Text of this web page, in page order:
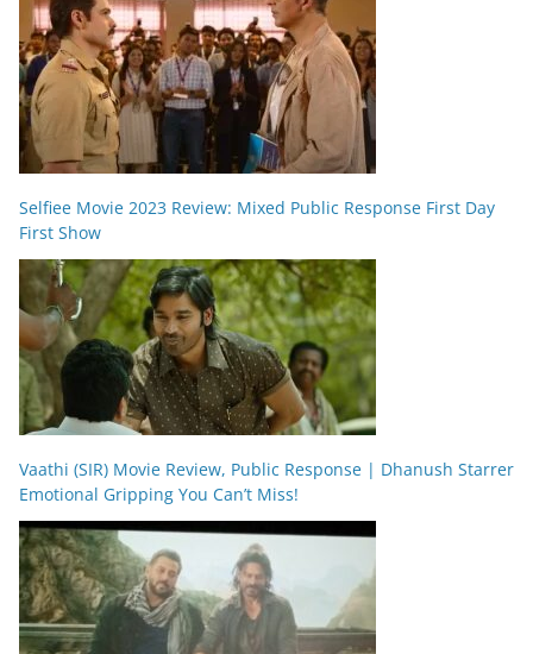
Selfiee Movie 2023 Review: Mixed Public Response First Day
First Show
Vaathi (SIR) Movie Review, Public Response | Dhanush Starrer
Emotional Gripping You Can’t Miss!